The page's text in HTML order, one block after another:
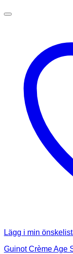
Lägg i min
Guinot Crème Age